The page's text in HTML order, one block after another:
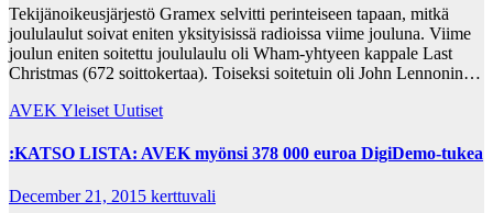
Tekijänoikeusjärjestö Gramex selvitti perinteiseen tapaan, mitkä
joululaulut soivat eniten yksityisissä radioissa viime jouluna. Viime
joulun eniten soitettu joululaulu oli Wham-yhtyeen kappale Last
Christmas (672 soittokertaa). Toiseksi soitetuin oli John Lennonin…
AVEK Yleiset Uutiset
:KATSO LISTA: AVEK myönsi 378 000 euroa DigiDemo-tukea
December 21, 2015 kerttuvali